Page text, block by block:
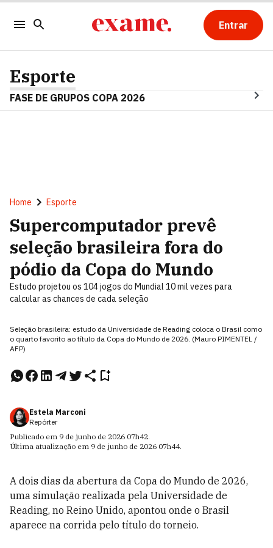
Entrar
Esporte
FASE DE GRUPOS COPA 2026
Home Esporte
Supercomputador prevê
seleção brasileira fora do
pódio da Copa do Mundo
Estudo projetou os 104 jogos do Mundial 10 mil vezes para
calcular as chances de cada seleção
Seleção brasileira: estudo da Universidade de Reading coloca o Brasil como
o quarto favorito ao título da Copa do Mundo de 2026. (Mauro PIMENTEL /
AFP)
Estela Marconi
Repórter
Publicado em 9 de junho de 2026 07h42.
Última atualização em 9 de junho de 2026 07h44.
A dois dias da abertura da Copa do Mundo de 2026,
uma simulação realizada pela Universidade de
Reading, no Reino Unido, apontou onde o Brasil
aparece na corrida pelo título do torneio.